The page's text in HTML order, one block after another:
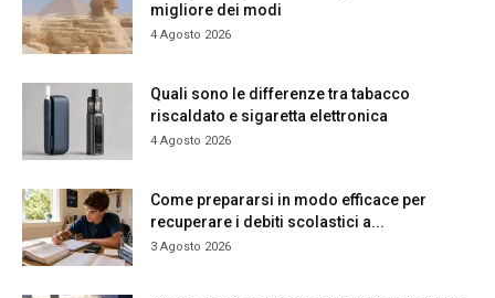
migliore dei modi
4 Agosto 2026
Quali sono le differenze tra tabacco
riscaldato e sigaretta elettronica
4 Agosto 2026
Come prepararsi in modo efficace per
recuperare i debiti scolastici a...
3 Agosto 2026